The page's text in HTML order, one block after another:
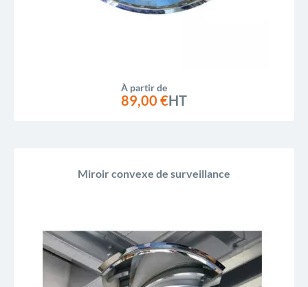
À partir de
89,00 €HT
Miroir convexe de surveillance